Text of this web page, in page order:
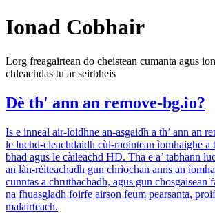
Ionad Cobhair
Lorg freagairtean do cheistean cumanta agus
chleachdas tu ar seirbheis
Dè th' ann an remove-bg.io?
Is e inneal air-loidhne an-asgaidh a th’ ann an
le luchd-cleachdaidh cùl-raointean ìomhaighe a
bhad agus le càileachd HD. Tha e a’ tabhann
an làn-rèiteachadh gun chrìochan anns an
cunntas a chruthachadh, agus gun chosgaisean
na fhuasgladh foirfe airson feum pearsanta,
malairteach.